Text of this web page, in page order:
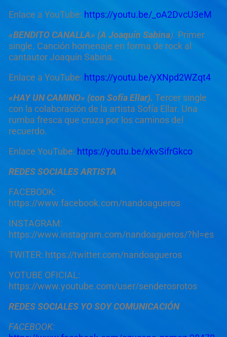
Enlace a YouTube: https://youtu.be/_oA2DvcU3eM
«BENDITO CANALLA» (A Joaquín Sabina). Primer
single. Canción homenaje en forma de rock al
cantautor Joaquín Sabina.
Enlace a YouTube: https://youtu.be/yXNpd2WZqt4
«HAY UN CAMINO» (con Sofía Ellar). Tercer single
con la colaboración de la artista Sofía Ellar. Una
rumba fresca que cruza por los caminos del
recuerdo.
Enlace YouTube: https://youtu.be/xkvSifrGkco
REDES SOCIALES ARTISTA
FACEBOOK:
https://www.facebook.com/nandoagueros
INSTAGRAM:
https://www.instagram.com/nandoagueros/?hl=es
TWITER: https://twitter.com/nandoagueros
YOTUBE OFICIAL:
https://www.youtube.com/user/senderosrotos
REDES SOCIALES YO SOY COMUNICACIÓN
FACEBOOK: